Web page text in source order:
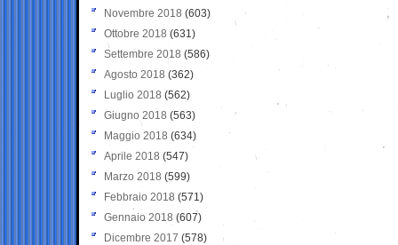
Novembre 2018 (603)
Ottobre 2018 (631)
Settembre 2018 (586)
Agosto 2018 (362)
Luglio 2018 (562)
Giugno 2018 (563)
Maggio 2018 (634)
Aprile 2018 (547)
Marzo 2018 (599)
Febbraio 2018 (571)
Gennaio 2018 (607)
Dicembre 2017 (578)